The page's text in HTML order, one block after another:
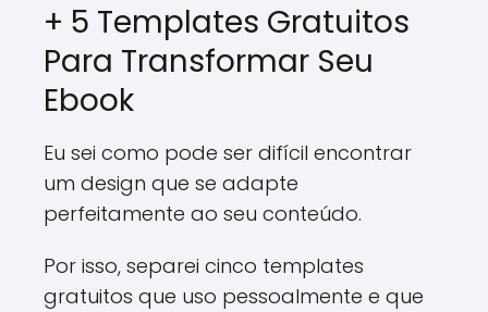
+ 5 Templates Gratuitos
Para Transformar Seu
Ebook
Eu sei como pode ser difícil encontrar
um design que se adapte
perfeitamente ao seu conteúdo.
Por isso, separei cinco templates
gratuitos que uso pessoalmente e que